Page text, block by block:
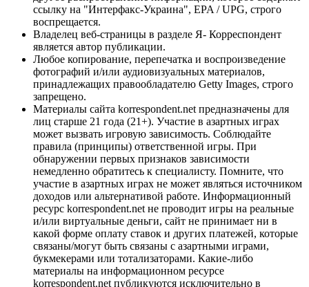
ссылку на "Интерфакс-Украина", EPA / UPG, строго
воспрещается.
Владелец веб-страницы в разделе Я- Корреспондент
является автор публикации.
Любое копирование, перепечатка и воспроизведение
фотографий и/или аудиовизуальных материалов,
принадлежащих правообладателю Getty Images, строго
запрещено.
Материалы сайта korrespondent.net предназначены для
лиц старше 21 года (21+). Участие в азартных играх
может вызвать игровую зависимость. Соблюдайте
правила (принципы) ответственной игры. При
обнаружении первых признаков зависимости
немедленно обратитесь к специалисту. Помните, что
участие в азартных играх не может являться источником
доходов или альтернативой работе. Информационный
ресурс korrespondent.net не проводит игры на реальные
и/или виртуальные деньги, сайт не принимает ни в
какой форме оплату ставок и других платежей, которые
связаны/могут быть связаны с азартными играми,
букмекерами или тотализаторами. Какие-либо
материалы на информационном ресурсе
korrespondent.net публикуются исключительно в